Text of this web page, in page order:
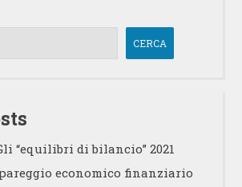
CERCA
“equilibri di bilancio” 2021
economico finanziario